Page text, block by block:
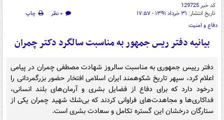
کد خبر129725
تاریخ انتشار: ۳۱ خرداد ۱۳۹۱ - ۱۷:۵۷ ۰ نظر
چاپ
دفاع و امنیت
بیانیه دفتر ریس جمهور به مناسبت سالگرد دکتر چمران
دفتر رییس جمهوری به مناسبت سالروز شهادت مصطفی چمران در پیامی
اعلام كرد، سپهر تاریخ شكوهمند ایران اسلامی افتخار حضور بزرگمردانی را
درخود دارد كه برای دفاع از فضایل بشری و آرمان‌های بلند انسانی،
فداكاری‌ها و مجاهدت‌های فراوانی كردند كه بی‌شك شهید چمران یكی از
ستارگان درخشان این گستره تكامل و سعادت بشری است.